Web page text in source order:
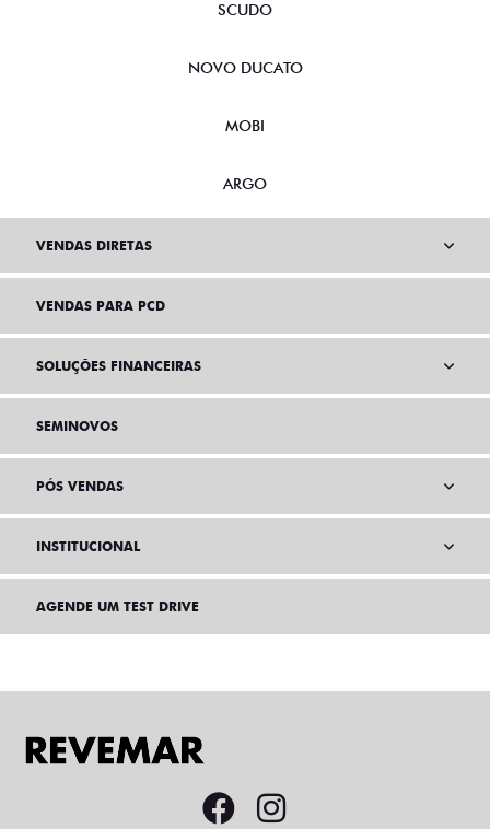
SCUDO
NOVO DUCATO
MOBI
ARGO
VENDAS DIRETAS
VENDAS PARA PCD
SOLUÇÕES FINANCEIRAS
SEMINOVOS
PÓS VENDAS
INSTITUCIONAL
AGENDE UM TEST DRIVE